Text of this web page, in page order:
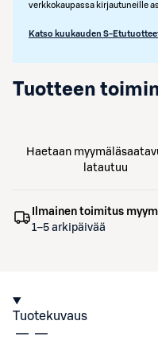
verkkokaupassa kirjautuneille
Katso kuukauden S-
Tuotteen
Haetaan
latautuu
Ilmainen toimitus
1–5 arkipäivää
Tuotekuvaus